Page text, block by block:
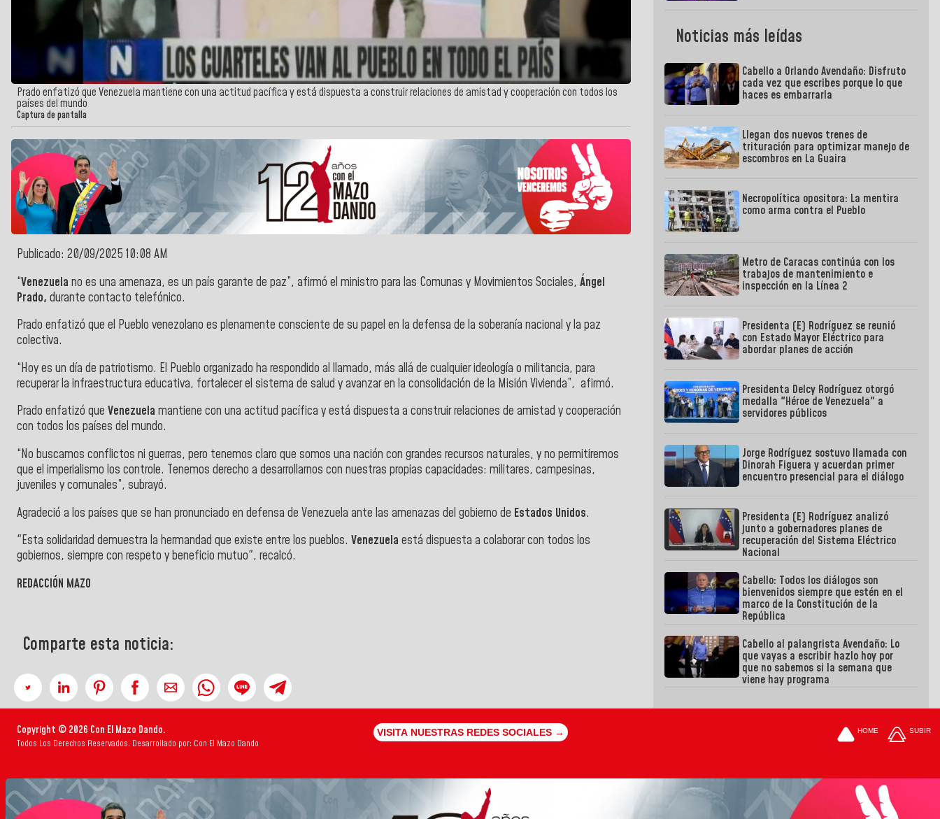
Prado enfatizó que Venezuela mantiene con una actitud pacífica y está dispuesta a construir relaciones de amistad y cooperación con todos los
países del mundo
Captura de pantalla
Publicado: 20/09/2025 10:08 AM
“Venezuela no es una amenaza, es un país garante de paz”, afirmó el ministro para las Comunas y Movimientos Sociales, Ángel
Prado, durante contacto telefónico.
Prado enfatizó que el Pueblo venezolano es plenamente consciente de su papel en la defensa de la soberanía nacional y la paz
colectiva.
“Hoy es un día de patriotismo. El Pueblo organizado ha respondido al llamado, más allá de cualquier ideología o militancia, para
recuperar la infraestructura educativa, fortalecer el sistema de salud y avanzar en la consolidación de la Misión Vivienda”, afirmó.
Prado enfatizó que Venezuela mantiene con una actitud pacífica y está dispuesta a construir relaciones de amistad y cooperación
con todos los países del mundo.
“No buscamos conflictos ni guerras, pero tenemos claro que somos una nación con grandes recursos naturales, y no permitiremos
que el imperialismo los controle. Tenemos derecho a desarrollarnos con nuestras propias capacidades: militares, campesinas,
juveniles y comunales”, subrayó.
Agradeció a los países que se han pronunciado en defensa de Venezuela ante las amenazas del gobierno de Estados Unidos.
"Esta solidaridad demuestra la hermandad que existe entre los pueblos. Venezuela está dispuesta a colaborar con todos los
gobiernos, siempre con respeto y beneficio mutuo", recalcó.
REDACCIÓN MAZO
Comparte esta noticia:
Noticias más leídas
Cabello a Orlando Avendaño: Disfruto
cada vez que escribes porque lo que
haces es embarrarla
Llegan dos nuevos trenes de
trituración para optimizar manejo de
escombros en La Guaira
Necropolítica opositora: La mentira
como arma contra el Pueblo
Metro de Caracas continúa con los
trabajos de mantenimiento e
inspección en la Línea 2
Presidenta (E) Rodríguez se reunió
con Estado Mayor Eléctrico para
abordar planes de acción
Presidenta Delcy Rodríguez otorgó
medalla "Héroe de Venezuela" a
servidores públicos
Jorge Rodríguez sostuvo llamada con
Dinorah Figuera y acuerdan primer
encuentro presencial para el diálogo
Presidenta (E) Rodríguez analizó
junto a gobernadores planes de
recuperación del Sistema Eléctrico
Nacional
Cabello: Todos los diálogos son
bienvenidos siempre que estén en el
marco de la Constitución de la
República
Cabello al palangrista Avendaño: Lo
que vayas a escribir hazlo hoy por
que no sabemos si la semana que
viene hay programa
Copyright © 2026 Con El Mazo Dando.
Todos Los Derechos Reservados. Desarrollado por: Con El Mazo Dando
VISITA NUESTRAS REDES SOCIALES → HOME SUBIR